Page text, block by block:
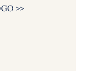
>>